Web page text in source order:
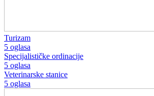
Turizam
5 oglasa
Specijalističke ordinacije
5 oglasa
Veterinarske stanice
5 oglasa